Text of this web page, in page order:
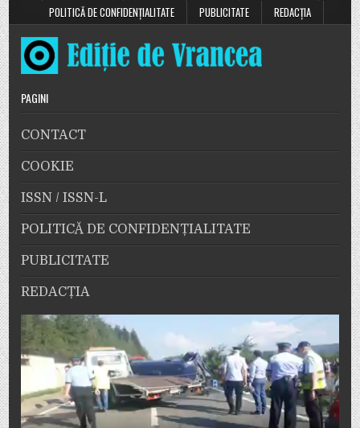
POLITICĂ DE CONFIDENȚIALITATE
PUBLICITATE REDACȚIA
PAGINI
CONTACT
COOKIE
ISSN / ISSN-L
POLITICĂ DE CONFIDENȚIALITATE
PUBLICITATE
REDACȚIA